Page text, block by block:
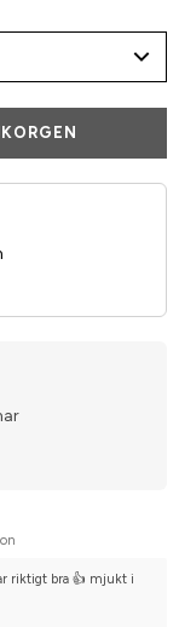
riktigt bra 👍 mjukt i